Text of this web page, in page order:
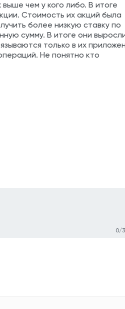
чем у кого либо. В итоге
Стоимость их акций была
более низкую ставку по
сумму. В итоге они
только в их
Не понятно кто
0/